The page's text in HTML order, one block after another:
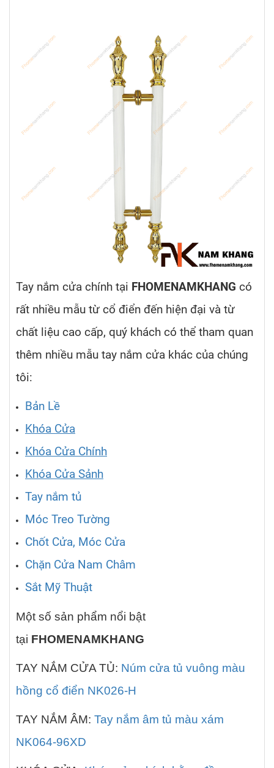
Tay nắm cửa chính tại FHOMENAMKHANG có
rất nhiều mẫu từ cổ điển đến hiện đại và từ
chất liệu cao cấp, quý khách có thể tham quan
thêm nhiều mẫu tay nắm cửa khác của chúng
tôi:
Bản Lề
Khóa Cửa
Khóa Cửa Chính
Khóa Cửa Sảnh
Tay nắm tủ
Móc Treo Tường
Chốt Cửa, Móc Cửa
Chặn Cửa Nam Châm
Sắt Mỹ Thuật
Một số sản phẩm nổi bật
tại FHOMENAMKHANG
TAY NẮM CỬA TỦ: Núm cửa tủ vuông màu
hồng cổ điển NK026-H
TAY NẮM ÂM: Tay nắm âm tủ màu xám
NK064-96XD